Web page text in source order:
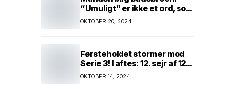
“Umuligt” er ikke et ord, som
Kim Andersen kender
OKTOBER 20, 2024
Førsteholdet stormer mod
Serie 3! I aftes: 12. sejr af 12
mulige! Kun ét hold kan
spænde ben! Afgørende
OKTOBER 14, 2024